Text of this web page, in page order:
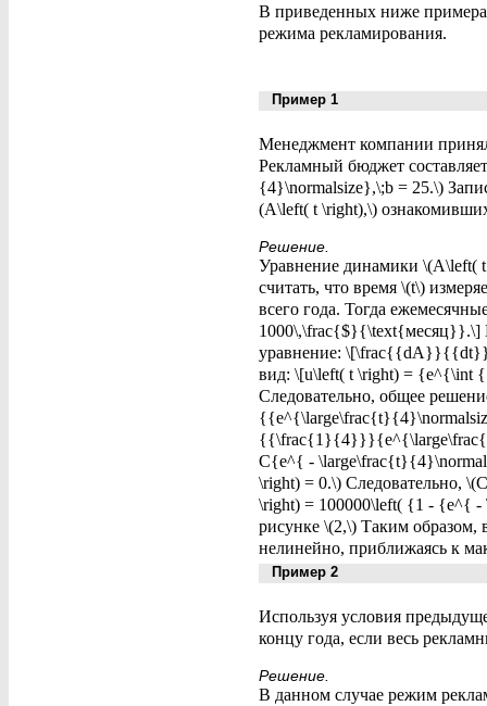
В приведенных ниже
режима рекламирования.
Пример 1
Менеджмент компании
Рекламный бюджет
{4}\normalsize},\;b = 25.\)
(A\left( t \right),\)
Решение.
Уравнение динамики \(A\left(
считать, что время \(t\)
всего года. Тогда
1000\,\frac{$}{\text{месяц}}.\]
уравнение: \[\frac{{dA}}{{dt}}
вид: \[u\left( t \right) =
Следовательно, общее
C{e^{ -
\right) = 0.\) Следовательно,
\right) = 100000\left( {1 - {e^{
рисунке \(2,\) Таким образом,
нелинейно, приближаясь к
Пример 2
Используя условия
концу года, если весь
Решение.
В данном случае режим